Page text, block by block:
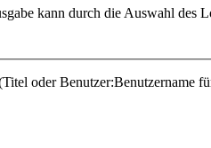
kann durch die Auswahl des
oder Benutzer:Benutzername